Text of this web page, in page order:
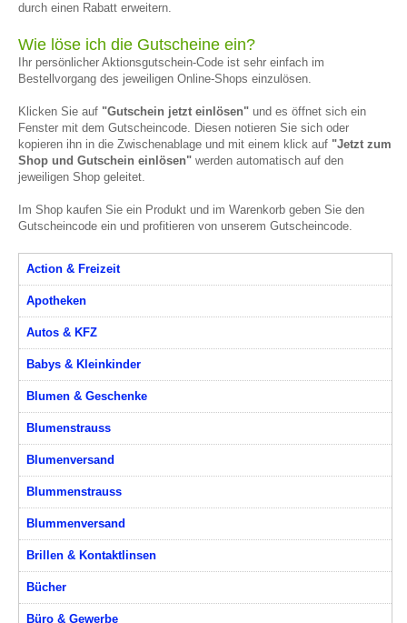
durch einen Rabatt erweitern.
Wie löse ich die Gutscheine ein?
Ihr persönlicher Aktionsgutschein-Code ist sehr einfach im
Bestellvorgang des jeweiligen Online-Shops einzulösen.
Klicken Sie auf "Gutschein jetzt einlösen" und es öffnet sich ein
Fenster mit dem Gutscheincode. Diesen notieren Sie sich oder
kopieren ihn in die Zwischenablage und mit einem klick auf "Jetzt zum
Shop und Gutschein einlösen" werden automatisch auf den
jeweiligen Shop geleitet.
Im Shop kaufen Sie ein Produkt und im Warenkorb geben Sie den
Gutscheincode ein und profitieren von unserem Gutscheincode.
Action & Freizeit
Apotheken
Autos & KFZ
Babys & Kleinkinder
Blumen & Geschenke
Blumenstrauss
Blumenversand
Blummenstrauss
Blummenversand
Brillen & Kontaktlinsen
Bücher
Büro & Gewerbe